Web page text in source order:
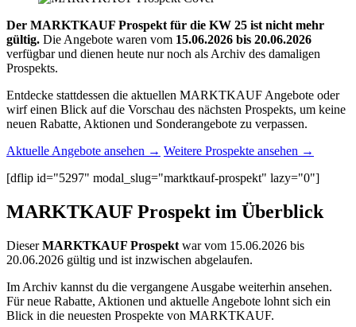
Der MARKTKAUF Prospekt für die KW 25 ist nicht mehr
gültig. Die Angebote waren vom 15.06.2026 bis 20.06.2026
verfügbar und dienen heute nur noch als Archiv des damaligen
Prospekts.
Entdecke stattdessen die aktuellen MARKTKAUF Angebote oder
wirf einen Blick auf die Vorschau des nächsten Prospekts, um keine
neuen Rabatte, Aktionen und Sonderangebote zu verpassen.
Aktuelle Angebote ansehen → Weitere Prospekte ansehen →
[dflip id="5297" modal_slug="marktkauf-prospekt" lazy="0"]
MARKTKAUF Prospekt im Überblick
DieserMARKTKAUF Prospekt war vom 15.06.2026 bis
20.06.2026 gültig und ist inzwischen abgelaufen.
Im Archiv kannst du die vergangene Ausgabe weiterhin ansehen.
Für neue Rabatte, Aktionen und aktuelle Angebote lohnt sich ein
Blick in die neuesten Prospekte von MARKTKAUF.